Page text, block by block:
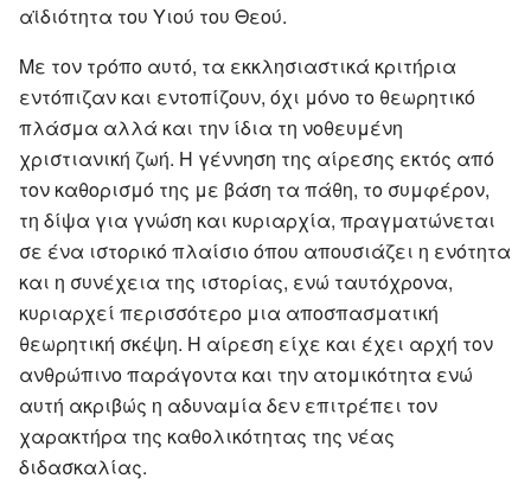
αϊδιότητα του Υιού του Θεού.
Με τον τρόπο αυτό, τα εκκλησιαστικά κριτήρια
εντόπιζαν και εντοπίζουν, όχι μόνο το θεωρητικό
πλάσμα αλλά και την ίδια τη νοθευμένη
χριστιανική ζωή. Η γέννηση της αίρεσης εκτός από
τον καθορισμό της με βάση τα πάθη, το συμφέρον,
τη δίψα για γνώση και κυριαρχία, πραγματώνεται
σε ένα ιστορικό πλαίσιο όπου απουσιάζει η ενότητα
και η συνέχεια της ιστορίας, ενώ ταυτόχρονα,
κυριαρχεί περισσότερο μια αποσπασματική
θεωρητική σκέψη. Η αίρεση είχε και έχει αρχή τον
ανθρώπινο παράγοντα και την ατομικότητα ενώ
αυτή ακριβώς η αδυναμία δεν επιτρέπει τον
χαρακτήρα της καθολικότητας της νέας
διδασκαλίας.